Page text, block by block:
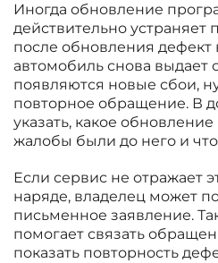
Иногда обновление
действительно устраняет
после обновления дефект
автомобиль снова выдает
появляются новые сбои,
повторное обращение. В
указать, какое
жалобы были до него и
Если сервис не отражает
наряде, владелец может
письменное заявление.
помогает связать
показать повторность